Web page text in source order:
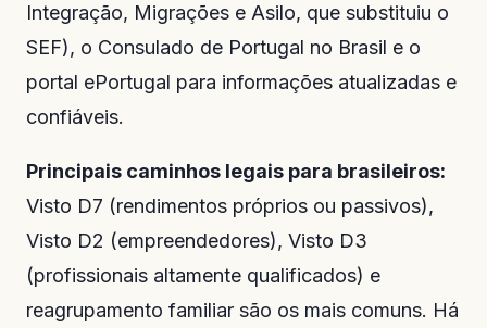
Integração, Migrações e Asilo, que substituiu o
SEF), o Consulado de Portugal no Brasil e o
portal ePortugal para informações atualizadas e
confiáveis.
Principais caminhos legais para brasileiros:
Visto D7 (rendimentos próprios ou passivos),
Visto D2 (empreendedores), Visto D3
(profissionais altamente qualificados) e
reagrupamento familiar são os mais comuns. Há